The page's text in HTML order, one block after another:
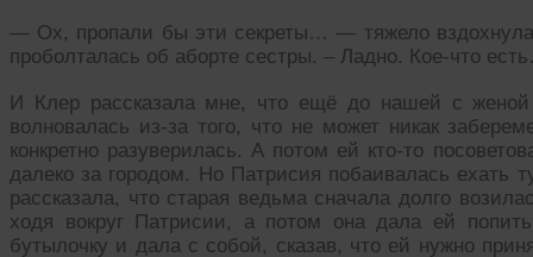
— Ох, пропали бы эти секреты… — тяжело вздохнула
проболталась об аборте сестры. – Ладно. Кое-что
И Клер рассказала мне, что ещё до нашей с
волновалась из-за того, что не может никак
конкретно разуверилась. А потом ей кто-то
далеко за городом. Но Патрисия побаивалась ехать
рассказала, что старая ведьма сначала долго
ходя вокруг Патрисии, а потом она дала ей
бутылочку и дала с собой, сказав, что ей нужно